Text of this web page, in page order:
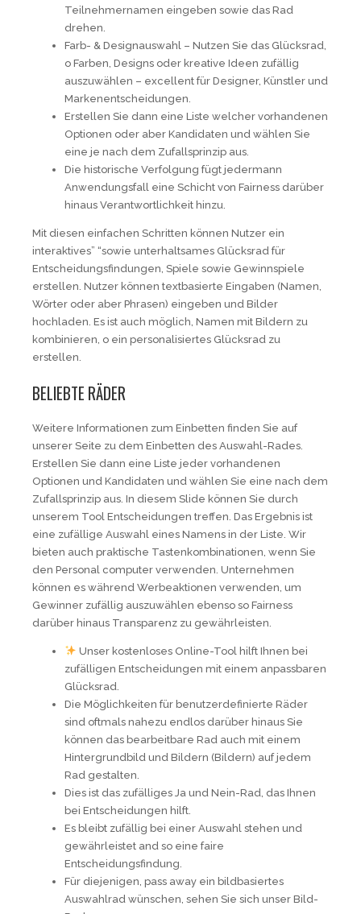
Teilnehmernamen eingeben sowie das Rad
drehen.
Farb- & Designauswahl – Nutzen Sie das Glücksrad,
o Farben, Designs oder kreative Ideen zufällig
auszuwählen – excellent für Designer, Künstler und
Markenentscheidungen.
Erstellen Sie dann eine Liste welcher vorhandenen
Optionen oder aber Kandidaten und wählen Sie
eine je nach dem Zufallsprinzip aus.
Die historische Verfolgung fügt jedermann
Anwendungsfall eine Schicht von Fairness darüber
hinaus Verantwortlichkeit hinzu.
Mit diesen einfachen Schritten können Nutzer ein
interaktives” “sowie unterhaltsames Glücksrad für
Entscheidungsfindungen, Spiele sowie Gewinnspiele
erstellen. Nutzer können textbasierte Eingaben (Namen,
Wörter oder aber Phrasen) eingeben und Bilder
hochladen. Es ist auch möglich, Namen mit Bildern zu
kombinieren, o ein personalisiertes Glücksrad zu
erstellen.
BELIEBTE RÄDER
Weitere Informationen zum Einbetten finden Sie auf
unserer Seite zu dem Einbetten des Auswahl-Rades.
Erstellen Sie dann eine Liste jeder vorhandenen
Optionen und Kandidaten und wählen Sie eine nach dem
Zufallsprinzip aus. In diesem Slide können Sie durch
unserem Tool Entscheidungen treffen. Das Ergebnis ist
eine zufällige Auswahl eines Namens in der Liste. Wir
bieten auch praktische Tastenkombinationen, wenn Sie
den Personal computer verwenden. Unternehmen
können es während Werbeaktionen verwenden, um
Gewinner zufällig auszuwählen ebenso so Fairness
darüber hinaus Transparenz zu gewährleisten.
Unser kostenloses Online-Tool hilft Ihnen bei
zufälligen Entscheidungen mit einem anpassbaren
Glücksrad.
Die Möglichkeiten für benutzerdefinierte Räder
sind oftmals nahezu endlos darüber hinaus Sie
können das bearbeitbare Rad auch mit einem
Hintergrundbild und Bildern (Bildern) auf jedem
Rad gestalten.
Dies ist das zufälliges Ja und Nein-Rad, das Ihnen
bei Entscheidungen hilft.
Es bleibt zufällig bei einer Auswahl stehen und
gewährleistet and so eine faire
Entscheidungsfindung.
Für diejenigen, pass away ein bildbasiertes
Auswahlrad wünschen, sehen Sie sich unser Bild-